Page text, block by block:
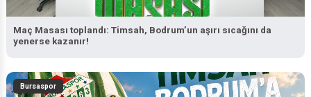
Maç Masası toplandı: Timsah, Bodrum’un aşırı sıcağını da
yenerse kazanır!
Bursaspor